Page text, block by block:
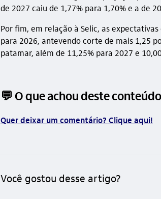
de 2027 caiu de 1,77% para 1,70% e a de
Por fim, em relação à Selic, as
para 2026, antevendo corte de mais 1,25
patamar, além de 11,25% para 2027 e
💬 O que achou deste
Quer deixar um comentário? Clique aqui!
Você gostou desse artigo?